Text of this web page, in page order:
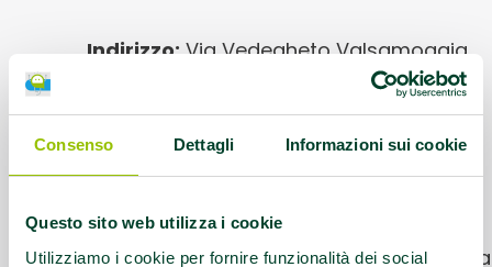
Consenso Dettagli Informazioni sui cookie
Questo sito web utilizza i cookie
Utilizziamo i cookie per fornire funzionalità dei social
Indirizzo: Via Vedegheto Valsamoggia
Giorni e orari:Giovedi - 14.30
347 9828481. Ci troviamo il giovedì alle
17:30. Il punto di partenza cambia di volta